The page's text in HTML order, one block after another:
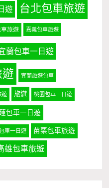
遊 台北包車旅遊
旅遊 嘉義包車旅遊
蘭包車一日遊
宜蘭旅遊包車
遊 旅遊 桃園包車一日遊
包車一日遊
車一日遊 苗栗包車旅遊
雄包車旅遊